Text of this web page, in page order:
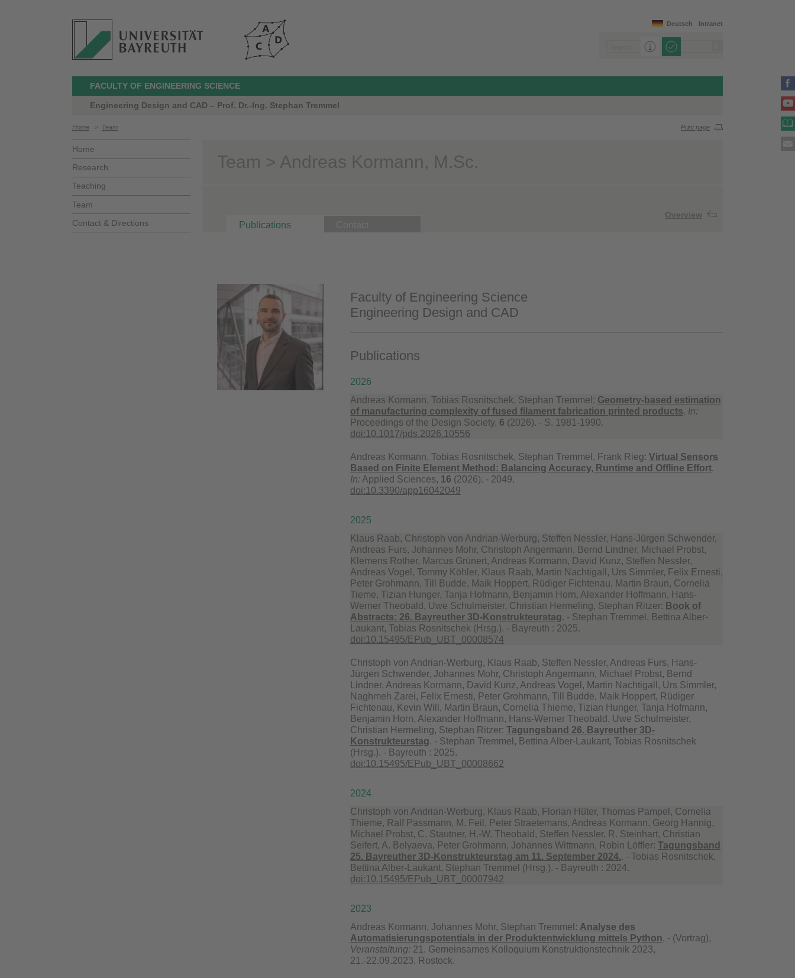
Intranet
Deutsch
FACULTY OF ENGINEERING SCIENCE
Engineering Design and CAD – Prof. Dr.-Ing. Stephan Tremmel
Home > Team Print page
Home
Research
Teaching
Team
Contact & Directions
Team > Andreas Kormann, M.Sc.
Overview
Publications
Faculty of Engineering Science
Engineering Design and CAD
Publications
2026
Andreas Kormann, Tobias Rosnitschek, Stephan Tremmel: Geometry-based estimation
of manufacturing complexity of fused filament fabrication printed products. In:
Proceedings of the Design Society, 6 (2026). - S. 1981-1990.
doi:10.1017/pds.2026.10556
Andreas Kormann, Tobias Rosnitschek, Stephan Tremmel, Frank Rieg: Virtual Sensors
Based on Finite Element Method: Balancing Accuracy, Runtime and Offline Effort.
In: Applied Sciences, 16 (2026). - 2049.
doi:10.3390/app16042049
2025
Klaus Raab, Christoph von Andrian-Werburg, Steffen Nessler, Hans-Jürgen Schwender,
Andreas Furs, Johannes Mohr, Christoph Angermann, Bernd Lindner, Michael Probst,
Klemens Rother, Marcus Grünert, Andreas Kormann, David Kunz, Steffen Nessler,
Andreas Vogel, Tommy Köhler, Klaus Raab, Martin Nachtigall, Urs Simmler, Felix Ernesti,
Peter Grohmann, Till Budde, Maik Hoppert, Rüdiger Fichtenau, Martin Braun, Cornelia
Tieme, Tizian Hunger, Tanja Hofmann, Benjamin Horn, Alexander Hoffmann, Hans-
Werner Theobald, Uwe Schulmeister, Christian Hermeling, Stephan Ritzer: Book of
Abstracts: 26. Bayreuther 3D-Konstrukteurstag. - Stephan Tremmel, Bettina Alber-
Laukant, Tobias Rosnitschek (Hrsg.). - Bayreuth : 2025.
doi:10.15495/EPub_UBT_00008574
Christoph von Andrian-Werburg, Klaus Raab, Steffen Nessler, Andreas Furs, Hans-
Jürgen Schwender, Johannes Mohr, Christoph Angermann, Michael Probst, Bernd
Lindner, Andreas Kormann, David Kunz, Andreas Vogel, Martin Nachtigall, Urs Simmler,
Naghmeh Zarei, Felix Ernesti, Peter Grohmann, Till Budde, Maik Hoppert, Rüdiger
Fichtenau, Kevin Will, Martin Braun, Cornelia Thieme, Tizian Hunger, Tanja Hofmann,
Benjamin Horn, Alexander Hoffmann, Hans-Werner Theobald, Uwe Schulmeister,
Christian Hermeling, Stephan Ritzer: Tagungsband 26. Bayreuther 3D-
Konstrukteurstag. - Stephan Tremmel, Bettina Alber-Laukant, Tobias Rosnitschek
(Hrsg.). - Bayreuth : 2025.
doi:10.15495/EPub_UBT_00008662
2024
Christoph von Andrian-Werburg, Klaus Raab, Florian Hüter, Thomas Pampel, Cornelia
Thieme, Ralf Passmann, M. Feil, Peter Straetemans, Andreas Kormann, Georg Hannig,
Michael Probst, C. Stautner, H.-W. Theobald, Steffen Nessler, R. Steinhart, Christian
Seifert, A. Belyaeva, Peter Grohmann, Johannes Wittmann, Robin Löffler: Tagungsband
25. Bayreuther 3D-Konstrukteurstag am 11. September 2024.. - Tobias Rosnitschek,
Bettina Alber-Laukant, Stephan Tremmel (Hrsg.). - Bayreuth : 2024.
doi:10.15495/EPub_UBT_00007942
2023
Andreas Kormann, Johannes Mohr, Stephan Tremmel: Analyse des
Automatisierungspotentials in der Produktentwicklung mittels Python. - (Vortrag),
Veranstaltung: 21. Gemeinsames Kolloquium Konstruktionstechnik 2023,
21.-22.09.2023, Rostock.